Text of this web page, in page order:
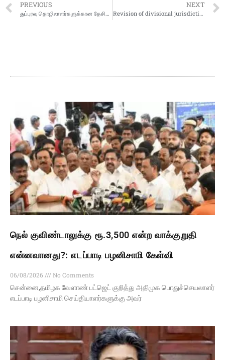
PREVIOUS
துப்புரவு தொழிலாளர்களுக்கான தேசிய ஆணையத்தின் பதவிக்காலத்தை மேலும் மூன்று ஆண்டுகளுக்கு நீட்டிக்க மத்திய அமைச்சரவை ஒப்புதல்
NEXT
Revision of divisional jurisdiction under the proposed South Coast Railway zone at Vishakhapatnam by retention of truncated Waltair division
நெல் குவிண்டாலுக்கு ரூ.3,500 என்ற வாக்குறுதி
என்னவானது?: எடப்பாடி பழனிசாமி கேள்வி
06/08/2026
No Comments
சென்னை,தமிழக வேளாண் பட்ஜெட் குறித்து அதிமுக பொதுச்செயலாளர்
எடப்பாடி பழனிசாமி செய்தியாளர்களுக்கு அவர்